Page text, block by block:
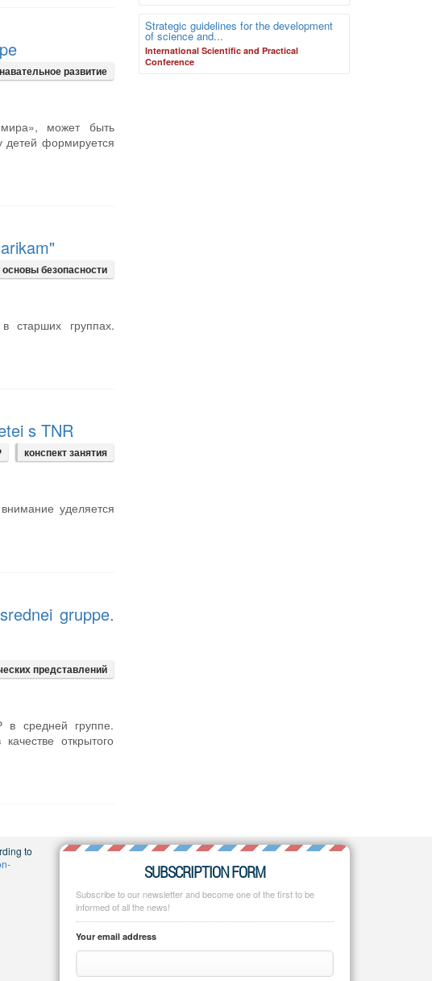
развитие
мира», может быть
детей формируется
основы безопасности
старших группах.
s TNR
конспект занятия
уделяется
gruppe.
представлений
в средней группе.
открытого
Strategic guidelines for the development
of science and...
International Scientific and Practical
Conference
to
SUBSCRIPTION FORM
Subscribe to our newsletter and become one of the first to be
informed of all the news!
Your email address